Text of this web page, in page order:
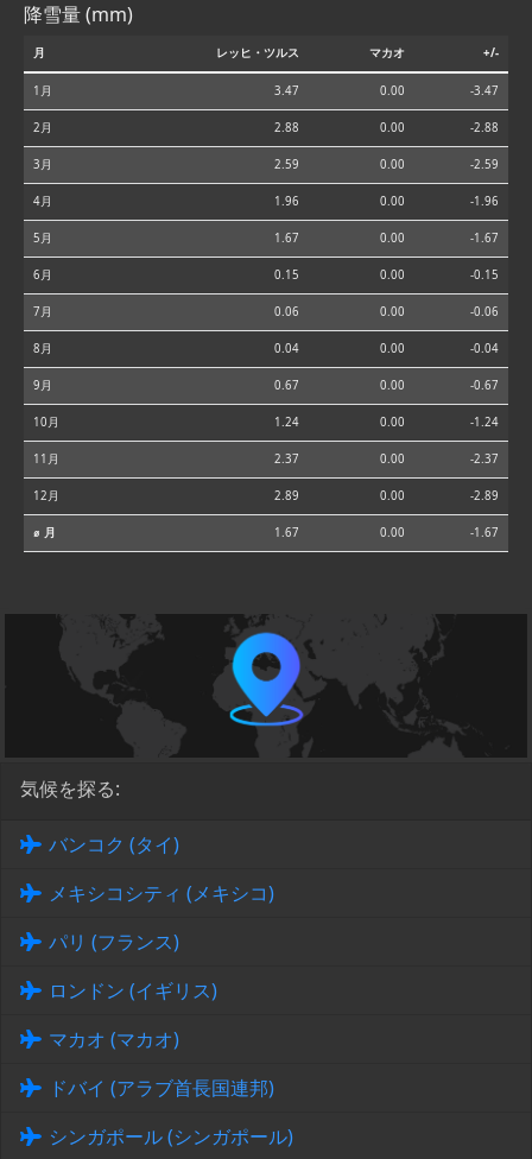
降雪量 (mm)
月 レッヒ・ツルス マカオ +/-
1月 3.47 0.00 -3.47
2月 2.88 0.00 -2.88
3月 2.59 0.00 -2.59
4月 1.96 0.00 -1.96
5月 1.67 0.00 -1.67
6月 0.15 0.00 -0.15
7月 0.06 0.00 -0.06
8月 0.04 0.00 -0.04
9月 0.67 0.00 -0.67
10月 1.24 0.00 -1.24
11月 2.37 0.00 -2.37
12月 2.89 0.00 -2.89
⌀ 月 1.67 0.00 -1.67
気候を探る:
バンコク (タイ)
メキシコシティ (メキシコ)
パリ (フランス)
ロンドン (イギリス)
マカオ (マカオ)
ドバイ (アラブ首長国連邦)
シンガポール (シンガポール)